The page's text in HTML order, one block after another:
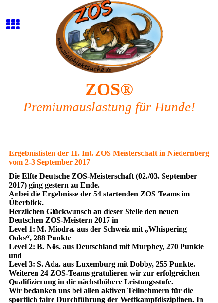
ZOS®
Premiumauslastung für Hunde!
Ergebnislisten der 11. Int. ZOS Meisterschaft in Niedernberg
vom 2-3 September 2017
Die Elfte Deutsche ZOS-Meisterschaft (02./03. September
2017) ging gestern zu Ende.
Anbei die Ergebnisse der 54 startenden ZOS-Teams im
Überblick.
Herzlichen Glückwunsch an dieser Stelle den neuen
Deutschen ZOS-Meistern 2017 in
Level 1: M. Miodra. aus der Schweiz mit „Whispering
Oaks“, 288 Punkte
Level 2: B. Nös. aus Deutschland mit Murphey, 270 Punkte
und
Level 3: S. Ada. aus Luxemburg mit Dobby, 255 Punkte.
Weiteren 24 ZOS-Teams gratulieren wir zur erfolgreichen
Qualifizierung in die nächsthöhere Leistungsstufe.
Wir bedanken uns bei allen aktiven Teilnehmern für die
sportlich faire Durchführung der Wettkampfdisziplinen. In